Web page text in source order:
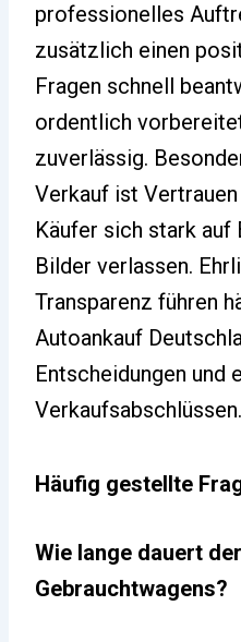
professionelles
zusätzlich einen
Fragen schnell
ordentlich
zuverlässig.
Verkauf ist
Käufer sich stark auf
Bilder verlassen.
Transparenz führen
Autoankauf
Entscheidungen und
Verkaufsabschlüssen.
Häufig gestellte
Wie lange dauert
Gebrauchtwagens?